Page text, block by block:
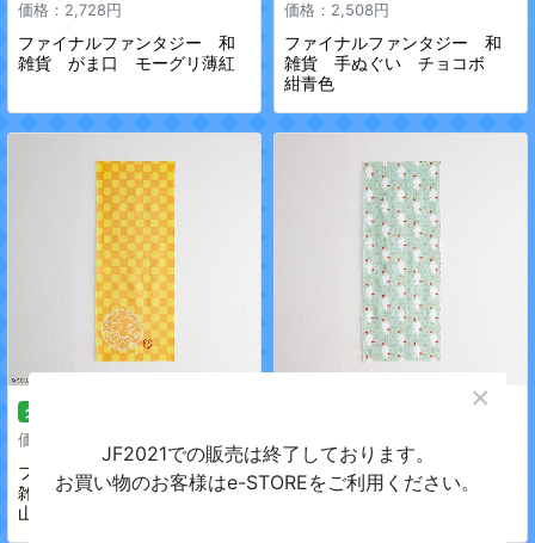
JF2021での販売は終了しております。
お買い物のお客様はe-STOREをご利用ください。
×
価格：2,728円
ファイナルファンタジー 和
雑貨 がま口 モーグリ薄紅
価格：2,508円
ファイナルファンタジー 和
雑貨 手ぬぐい チョコボ
紺青色
グッズ
価格：2,508円
ファイナルファンタジー 和
雑貨 手ぬぐい チョコボ
山吹色
ファイナルファンタジー 和
雑貨 手ぬぐい モーグリ